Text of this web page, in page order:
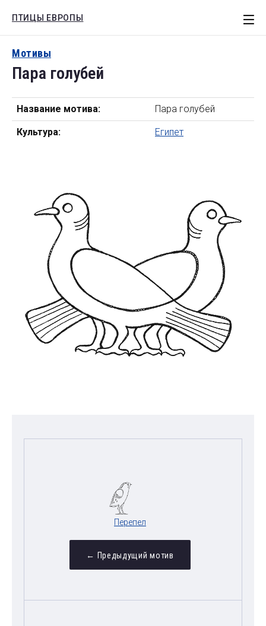
ПТИЦЫ ЕВРОПЫ
Мотивы
Пара голубей
Название мотива: Пара голубей
Культура: Египет
Перепел
← Предыдущий мотив